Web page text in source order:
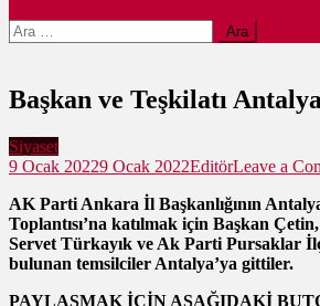
Arama:
Başkan ve Teşkilatı
Siyaset
9 Ocak 20229 Ocak 2022EditörLeave a
AK Parti Ankara İl Başkanlığının
Toplantısı’na katılmak için Başkan
Servet Türkayık ve Ak Parti Pursaklar
bulunan temsilciler Antalya’ya gittiler.
PAYLAŞMAK İÇİN AŞAĞIDAKİ